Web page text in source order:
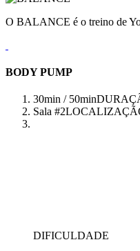
O BALANCE é o treino de
BODY PUMP
30min / 50min
Sala #2
DIFICULDADE